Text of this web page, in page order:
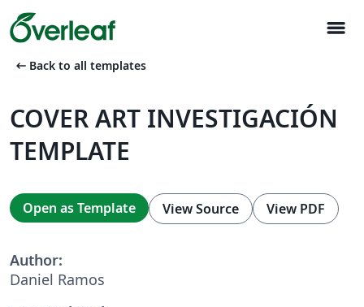
menu
arrow_left_alt Back to all templates
COVER ART INVESTIGACIÓN
TEMPLATE
Open as Template View Source View PDF
Author:
Daniel Ramos